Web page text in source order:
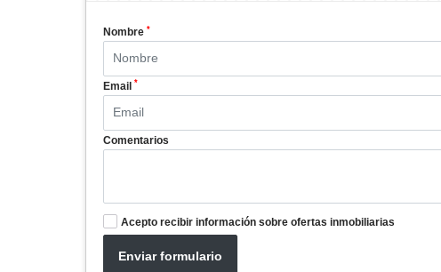
Nombre *
Email *
Comentarios
Acepto recibir información sobre ofertas inmobiliarias
Enviar formulario